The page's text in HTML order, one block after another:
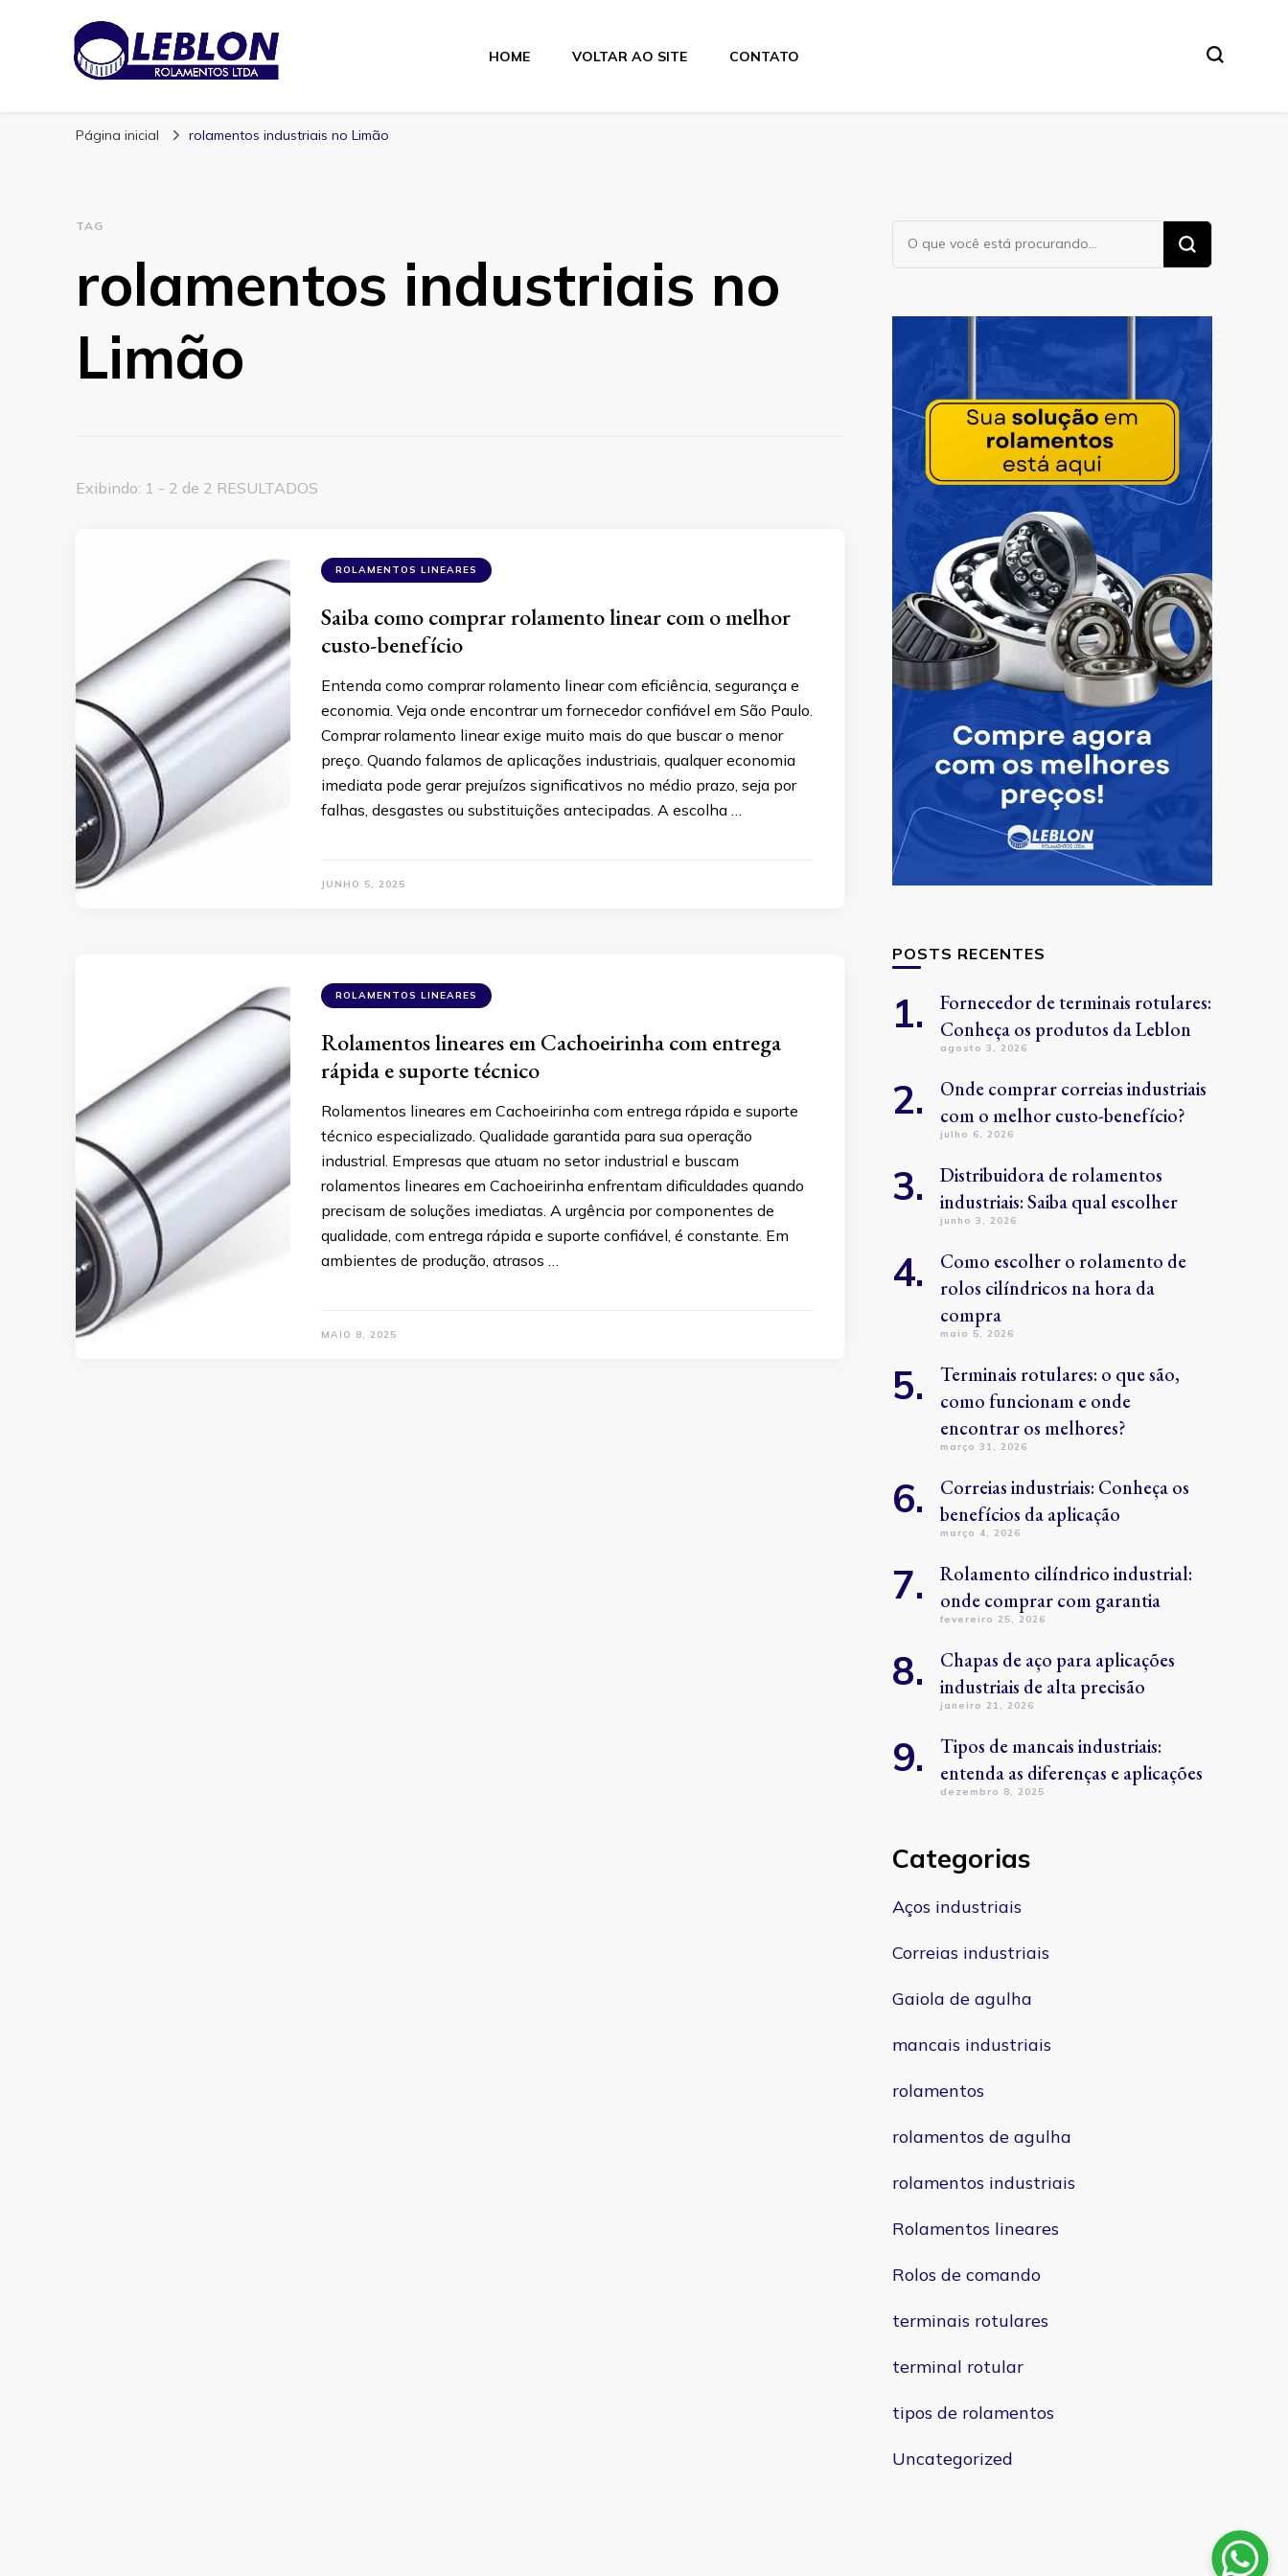
Blog | Leblon Rolamentos
HOME VOLTAR AO SITE CONTATO
Página inicial rolamentos industriais no Limão
TAG
rolamentos industriais no
Limão
Exibindo: 1 - 2 de 2 RESULTADOS
ROLAMENTOS LINEARES
Saiba como comprar rolamento linear com o melhor
custo-benefício
Entenda como comprar rolamento linear com eficiência, segurança e
economia. Veja onde encontrar um fornecedor confiável em São Paulo.
Comprar rolamento linear exige muito mais do que buscar o menor
preço. Quando falamos de aplicações industriais, qualquer economia
imediata pode gerar prejuízos significativos no médio prazo, seja por
falhas, desgastes ou substituições antecipadas. A escolha …
JUNHO 5, 2025
ROLAMENTOS LINEARES
Rolamentos lineares em Cachoeirinha com entrega
rápida e suporte técnico
Rolamentos lineares em Cachoeirinha com entrega rápida e suporte
técnico especializado. Qualidade garantida para sua operação
industrial. Empresas que atuam no setor industrial e buscam
rolamentos lineares em Cachoeirinha enfrentam dificuldades quando
precisam de soluções imediatas. A urgência por componentes de
qualidade, com entrega rápida e suporte confiável, é constante. Em
ambientes de produção, atrasos …
MAIO 8, 2025
Procurando
algo?
POSTS RECENTES
Fornecedor de terminais rotulares:
Conheça os produtos da Leblon
agosto 3, 2026
Onde comprar correias industriais
com o melhor custo-benefício?
julho 6, 2026
Distribuidora de rolamentos
industriais: Saiba qual escolher
junho 3, 2026
Como escolher o rolamento de
rolos cilíndricos na hora da
compra
maio 5, 2026
Terminais rotulares: o que são,
como funcionam e onde
encontrar os melhores?
março 31, 2026
Correias industriais: Conheça os
benefícios da aplicação
março 4, 2026
Rolamento cilíndrico industrial:
onde comprar com garantia
fevereiro 25, 2026
Chapas de aço para aplicações
industriais de alta precisão
janeiro 21, 2026
Tipos de mancais industriais:
entenda as diferenças e aplicações
dezembro 8, 2025
Categorias
Aços industriais
Correias industriais
Gaiola de agulha
mancais industriais
rolamentos
rolamentos de agulha
rolamentos industriais
Rolamentos lineares
Rolos de comando
terminais rotulares
terminal rotular
tipos de rolamentos
Uncategorized